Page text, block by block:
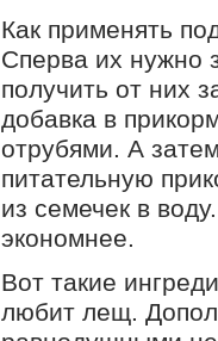
Как применять
Сперва их нужно
получить от них
добавка в
отрубями. А
питательную
из семечек в
экономнее.
Вот такие
любит лещ.